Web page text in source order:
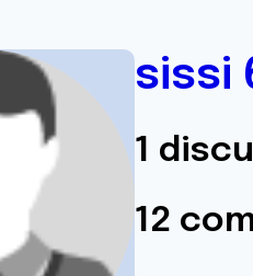
sissi
1
12